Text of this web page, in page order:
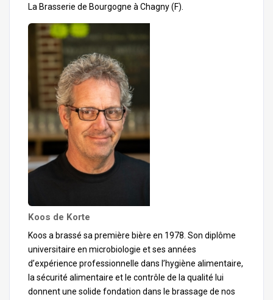
La Brasserie de Bourgogne à Chagny (F).
Koos de Korte
Koos a brassé sa première bière en 1978. Son diplôme
universitaire en microbiologie et ses années
d’expérience professionnelle dans l’hygiène alimentaire,
la sécurité alimentaire et le contrôle de la qualité lui
donnent une solide fondation dans le brassage de nos